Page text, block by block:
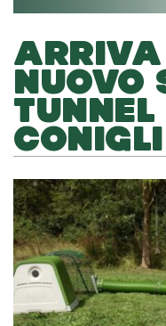
NUOVO
TUNNEL
CONIGLI